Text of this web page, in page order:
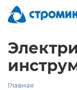
Главная